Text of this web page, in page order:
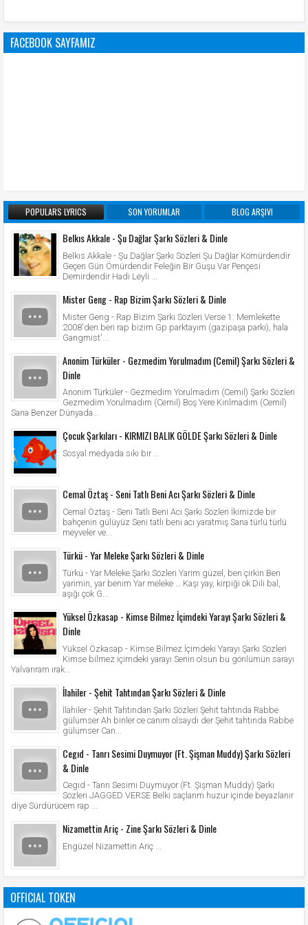
FACEBOOK SAYFAMIZ
POPULARS LYRICS SON YORUMLAR BLOG ARŞIVI
Belkıs Akkale - Şu Dağlar Şarkı Sözleri & Dinle
Belkıs Akkale - Şu Dağlar Şarkı Sözleri Şu Dağlar Kömürdendir
Geçen Gün Ömürdendir Feleğin Bir Guşu Var Pençesi
Demirdendir Hadi Leyli ...
Mister Geng - Rap Bizim Şarkı Sözleri & Dinle
Mister Geng - Rap Bizim Şarkı Sözleri Verse 1: Memlekette
2008'den beri rap bizim Gp parktayım (gazipaşa parkı), hala
Gangmist'...
Anonim Türküler - Gezmedim Yorulmadım (Cemil) Şarkı Sözleri &
Dinle
Anonim Türküler - Gezmedim Yorulmadım (Cemil) Şarkı Sözleri
Gezmedim Yorulmadım (Cemil) Boş Yere Kırılmadım (Cemil)
Sana Benzer Dünyada...
Çocuk Şarkıları - KIRMIZI BALIK GÖLDE Şarkı Sözleri & Dinle
Sosyal medyada sıkı bir ...
Cemal Öztaş - Seni Tatlı Beni Acı Şarkı Sözleri & Dinle
Cemal Öztaş - Seni Tatlı Beni Acı Şarkı Sözleri İkimizde bir
bahçenin gülüyüz Seni tatlı beni acı yaratmış Sana türlü türlü
meyveler ve...
Türkü - Yar Meleke Şarkı Sözleri & Dinle
Türkü - Yar Meleke Şarkı Sözleri Yarim güzel, ben çirkin Ben
yarimin, yar benim Yar meleke … Kaşı yay, kirpiği ok Dili bal,
aşığı çok G...
Yüksel Özkasap - Kimse Bilmez İçimdeki Yarayı Şarkı Sözleri &
Dinle
Yüksel Özkasap - Kimse Bilmez İçimdeki Yarayı Şarkı Sözleri
Kimse bilmez içimdeki yarayı Senin olsun bu gönlümün sarayı
Yalvarıram ırak...
İlahiler - Şehit Tahtından Şarkı Sözleri & Dinle
İlahiler - Şehit Tahtından Şarkı Sözleri Şehit tahtında Rabbe
gülümser Ah binler ce canım olsaydı der Şehit tahtında Rabbe
gülümser Can...
Cegıd - Tanrı Sesimi Duymuyor (Ft. Şişman Muddy) Şarkı Sözleri
& Dinle
Cegıd - Tanrı Sesimi Duymuyor (Ft. Şişman Muddy) Şarkı
Sözleri JAGGED VERSE Belki saçlarım huzur içinde beyazlanır
diye Sürdürücem rap ...
Nizamettin Ariç - Zine Şarkı Sözleri & Dinle
Engüzel Nizamettin Ariç ...
OFFICIAL TOKEN